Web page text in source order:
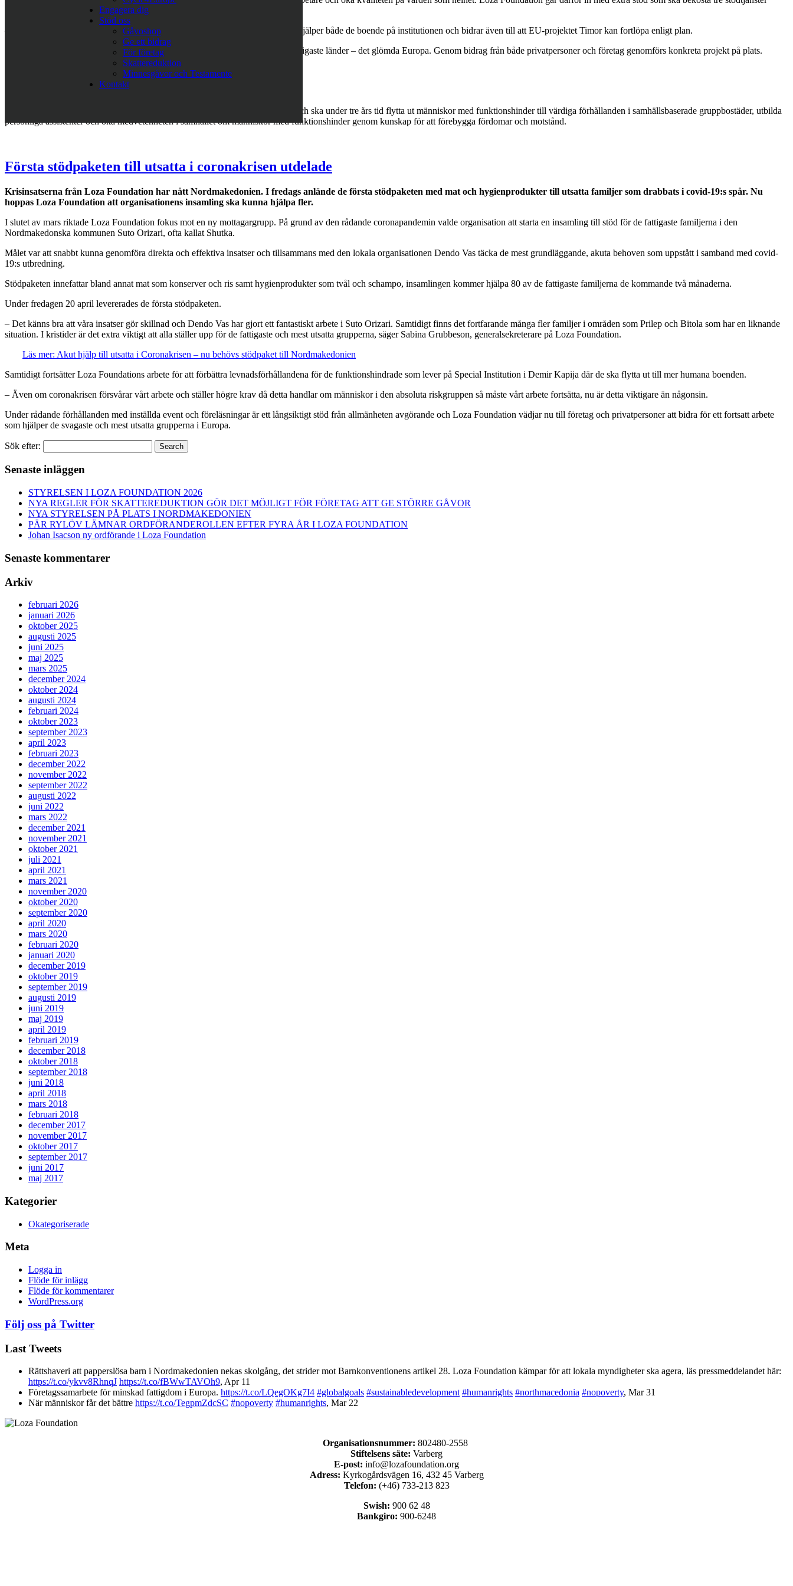
Engagera dig
Stöd oss
Gåvoshop
Ge ett bidrag
För företag
Skattereduktion
Minnesgåvor och Testamente
Kontakt
– Att bli månadsgivare till Loza Foundation eller att bidra med en enskild gåva hjälper både de boende på institutionen och bidrar även till att EU-projektet Timor kan fortlöpa enligt plan.
Loza Foundation verkar för att hjälpa de mest utsatta människorna i Europas fattigaste länder – det glömda Europa. Genom bidrag från både privatpersoner och företag genomförs konkreta projekt på plats.
Om EU-projektet Timor
och ska under tre års tid flytta ut människor med funktionshinder till värdiga förhållanden i samhällsbaserade gruppbostäder, utbilda
personliga assistenter och öka medvetenheten i samhället om människor med funktionshinder genom kunskap för att förebygga fördomar och motstånd.
Första stödpaketen till utsatta i coronakrisen utdelade
Krisinsatserna från Loza Foundation har nått Nordmakedonien. I fredags anlände de första stödpaketen med mat och hygienprodukter till utsatta familjer som drabbats i covid-19:s spår. Nu
hoppas Loza Foundation att organisationens insamling ska kunna hjälpa fler.
I slutet av mars riktade Loza Foundation fokus mot en ny mottagargrupp. På grund av den rådande coronapandemin valde organisation att starta en insamling till stöd för de fattigaste familjerna i den
Nordmakedonska kommunen Suto Orizari, ofta kallat Shutka.
Målet var att snabbt kunna genomföra direkta och effektiva insatser och tillsammans med den lokala organisationen Dendo Vas täcka de mest grundläggande, akuta behoven som uppstått i samband med covid-
19:s utbredning.
Stödpaketen innefattar bland annat mat som konserver och ris samt hygienprodukter som tvål och schampo, insamlingen kommer hjälpa 80 av de fattigaste familjerna de kommande två månaderna.
Under fredagen 20 april levererades de första stödpaketen.
– Det känns bra att våra insatser gör skillnad och Dendo Vas har gjort ett fantastiskt arbete i Suto Orizari. Samtidigt finns det fortfarande många fler familjer i områden som Prilep och Bitola som har en liknande
situation. I kristider är det extra viktigt att alla ställer upp för de fattigaste och mest utsatta grupperna, säger Sabina Grubbeson, generalsekreterare på Loza Foundation.
Läs mer: Akut hjälp till utsatta i Coronakrisen – nu behövs stödpaket till Nordmakedonien
Samtidigt fortsätter Loza Foundations arbete för att förbättra levnadsförhållandena för de funktionshindrade som lever på Special Institution i Demir Kapija där de ska flytta ut till mer humana boenden.
– Även om coronakrisen försvårar vårt arbete och ställer högre krav då detta handlar om människor i den absoluta riskgruppen så måste vårt arbete fortsätta, nu är detta viktigare än någonsin.
Under rådande förhållanden med inställda event och föreläsningar är ett långsiktigt stöd från allmänheten avgörande och Loza Foundation vädjar nu till företag och privatpersoner att bidra för ett fortsatt arbete
som hjälper de svagaste och mest utsatta grupperna i Europa.
Sök efter: Search
Senaste inläggen
STYRELSEN I LOZA FOUNDATION 2026
NYA REGLER FÖR SKATTEREDUKTION GÖR DET MÖJLIGT FÖR FÖRETAG ATT GE STÖRRE GÅVOR
NYA STYRELSEN PÅ PLATS I NORDMAKEDONIEN
PÄR RYLÖV LÄMNAR ORDFÖRANDEROLLEN EFTER FYRA ÅR I LOZA FOUNDATION
Johan Isacson ny ordförande i Loza Foundation
Senaste kommentarer
Arkiv
februari 2026
januari 2026
oktober 2025
augusti 2025
juni 2025
maj 2025
mars 2025
december 2024
oktober 2024
augusti 2024
februari 2024
oktober 2023
september 2023
april 2023
februari 2023
december 2022
november 2022
september 2022
augusti 2022
juni 2022
mars 2022
december 2021
november 2021
oktober 2021
juli 2021
april 2021
mars 2021
november 2020
oktober 2020
september 2020
april 2020
mars 2020
februari 2020
januari 2020
december 2019
oktober 2019
september 2019
augusti 2019
juni 2019
maj 2019
april 2019
februari 2019
december 2018
oktober 2018
september 2018
juni 2018
april 2018
mars 2018
februari 2018
december 2017
november 2017
oktober 2017
september 2017
juni 2017
maj 2017
Kategorier
Okategoriserade
Meta
Logga in
Flöde för inlägg
Flöde för kommentarer
WordPress.org
Följ oss på Twitter
Last Tweets
Rättshaveri att papperslösa barn i Nordmakedonien nekas skolgång, det strider mot Barnkonventionens artikel 28. Loza Foundation kämpar för att lokala myndigheter ska agera, läs pressmeddelandet här:
https://t.co/ykvv8RhnqJ https://t.co/fBWwTAVOh9, Apr 11
Företagssamarbete för minskad fattigdom i Europa. https://t.co/LQegOKg7I4 #globalgoals #sustainabledevelopment #humanrights #northmacedonia #nopoverty, Mar 31
När människor får det bättre https://t.co/TegpmZdcSC #nopoverty #humanrights, Mar 22
Organisationsnummer: 802480-2558
Stiftelsens säte: Varberg
E-post: info@lozafoundation.org
Adress: Kyrkogårdsvägen 16, 432 45 Varberg
Telefon: (+46) 733-213 823
Swish: 900 62 48
Bankgiro: 900-6248